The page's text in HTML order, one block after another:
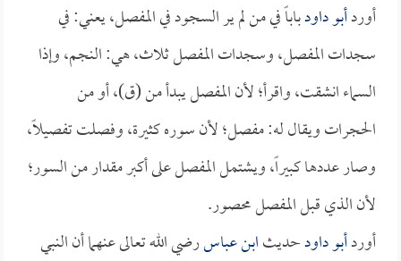
أوردأبو داودباباً في من لم ير السجود في المفصل، يعني: في
سجدات المفصل، وسجدات المفصل ثلاث، هي: النجم، وإذا
السماء انشقت، واقرأ؛ لأن المفصل يبدأ من (ق)، أو من
الحجرات ويقال له: مفصل؛ لأن سوره كثيرة، وفصلت تفصيلاً،
وصار عددها كبيراً، ويشتمل المفصل على أكبر مقدار من السور؛
لأن الذي قبل المفصل محصور.
أوردأبو داودحديثابن عباسرضي الله تعالى عنهما أن النبي